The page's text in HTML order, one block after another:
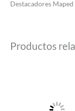
Destacadores
Productos